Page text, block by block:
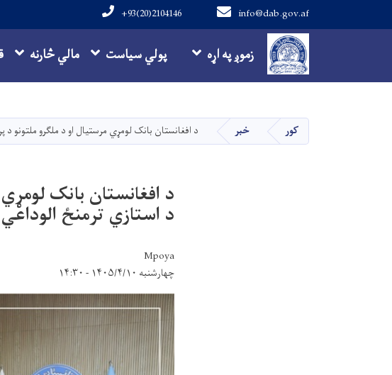
info@dab.gov.af
+93(20)2104146
Main navigation
زموږ په اړه پولي سیاست مالي څارنه
کور خبر د افغانستان بانک لومړي مرستیال او د ملګرو ملتونو
د افغانستان بانک
د استازي ترمنځ
Mpoya
چهارشنبه ۱۴۰۵/۴/۱۰ - ۱۴:۳۰